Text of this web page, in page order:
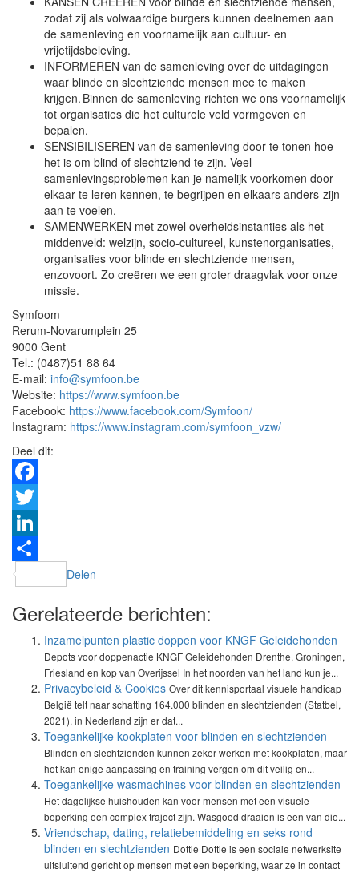
zodat zij als volwaardige burgers kunnen deelnemen aan
de samenleving en voornamelijk aan cultuur- en
vrijetijdsbeleving.
INFORMEREN van de samenleving over de uitdagingen
waar blinde en slechtziende mensen mee te maken
krijgen. Binnen de samenleving richten we ons voornamelijk
tot organisaties die het culturele veld vormgeven en
bepalen.
SENSIBILISEREN van de samenleving door te tonen hoe
het is om blind of slechtziend te zijn. Veel
samenlevingsproblemen kan je namelijk voorkomen door
elkaar te leren kennen, te begrijpen en elkaars anders-zijn
aan te voelen.
SAMENWERKEN met zowel overheidsinstanties als het
middenveld: welzijn, socio-cultureel, kunstenorganisaties,
organisaties voor blinde en slechtziende mensen,
enzovoort. Zo creëren we een groter draagvlak voor onze
missie.
Symfoom
Rerum-Novarumplein 25
9000 Gent
Tel.: (0487)51 88 64
E-mail: info@symfoon.be
Website: https://www.symfoon.be
Facebook: https://www.facebook.com/Symfoon/
Instagram: https://www.instagram.com/symfoon_vzw/
Deel dit:
Facebook
Twitter
LinkedIn
Delen
Gerelateerde berichten:
Inzamelpunten plastic doppen voor KNGF Geleidehonden
Depots voor doppenactie KNGF Geleidehonden Drenthe, Groningen,
Friesland en kop van Overijssel In het noorden van het land kun je...
Privacybeleid & Cookies Over dit kennisportaal visuele handicap
België telt naar schatting 164.000 blinden en slechtzienden (Statbel,
2021), in Nederland zijn er dat...
Toegankelijke kookplaten voor blinden en slechtzienden
Blinden en slechtzienden kunnen zeker werken met kookplaten, maar
het kan enige aanpassing en training vergen om dit veilig en...
Toegankelijke wasmachines voor blinden en slechtzienden
Het dagelijkse huishouden kan voor mensen met een visuele
beperking een complex traject zijn. Wasgoed draaien is een van die...
Vriendschap, dating, relatiebemiddeling en seks rond
blinden en slechtzienden Dottie Dottie is een sociale netwerksite
uitsluitend gericht op mensen met een beperking, waar ze in contact